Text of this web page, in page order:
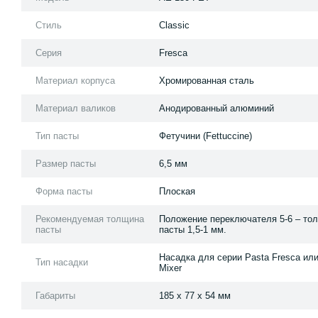
Стиль Classic
Серия Fresca
Материал корпуса Хромированная сталь
Материал валиков Анодированный алюминий
Тип пасты Фетучини (Fettuccine)
Размер пасты 6,5 мм
Форма пасты Плоская
Рекомендуемая толщина
пасты
Положение переключателя 5-6 –
пасты 1,5-1 мм.
Тип насадки
Насадка для серии Pasta Fresca
Mixer
Габариты 185 x 77 x 54 мм